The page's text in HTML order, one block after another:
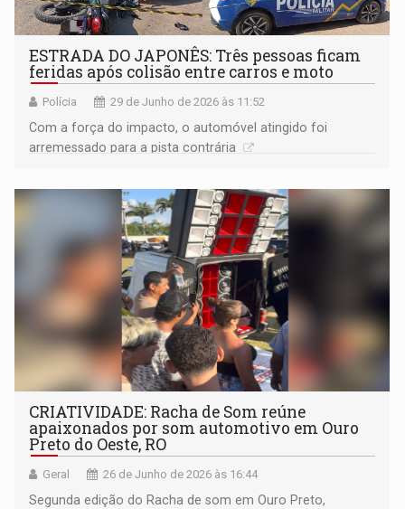
ESTRADA DO JAPONÊS: Três pessoas ficam
feridas após colisão entre carros e moto
Polícia 29 de Junho de 2026 às 11:52
Com a força do impacto, o automóvel atingido foi
arremessado para a pista contrária
CRIATIVIDADE: Racha de Som reúne
apaixonados por som automotivo em Ouro
Preto do Oeste, RO
Geral 26 de Junho de 2026 às 16:44
Segunda edição do Racha de som em Ouro Preto,